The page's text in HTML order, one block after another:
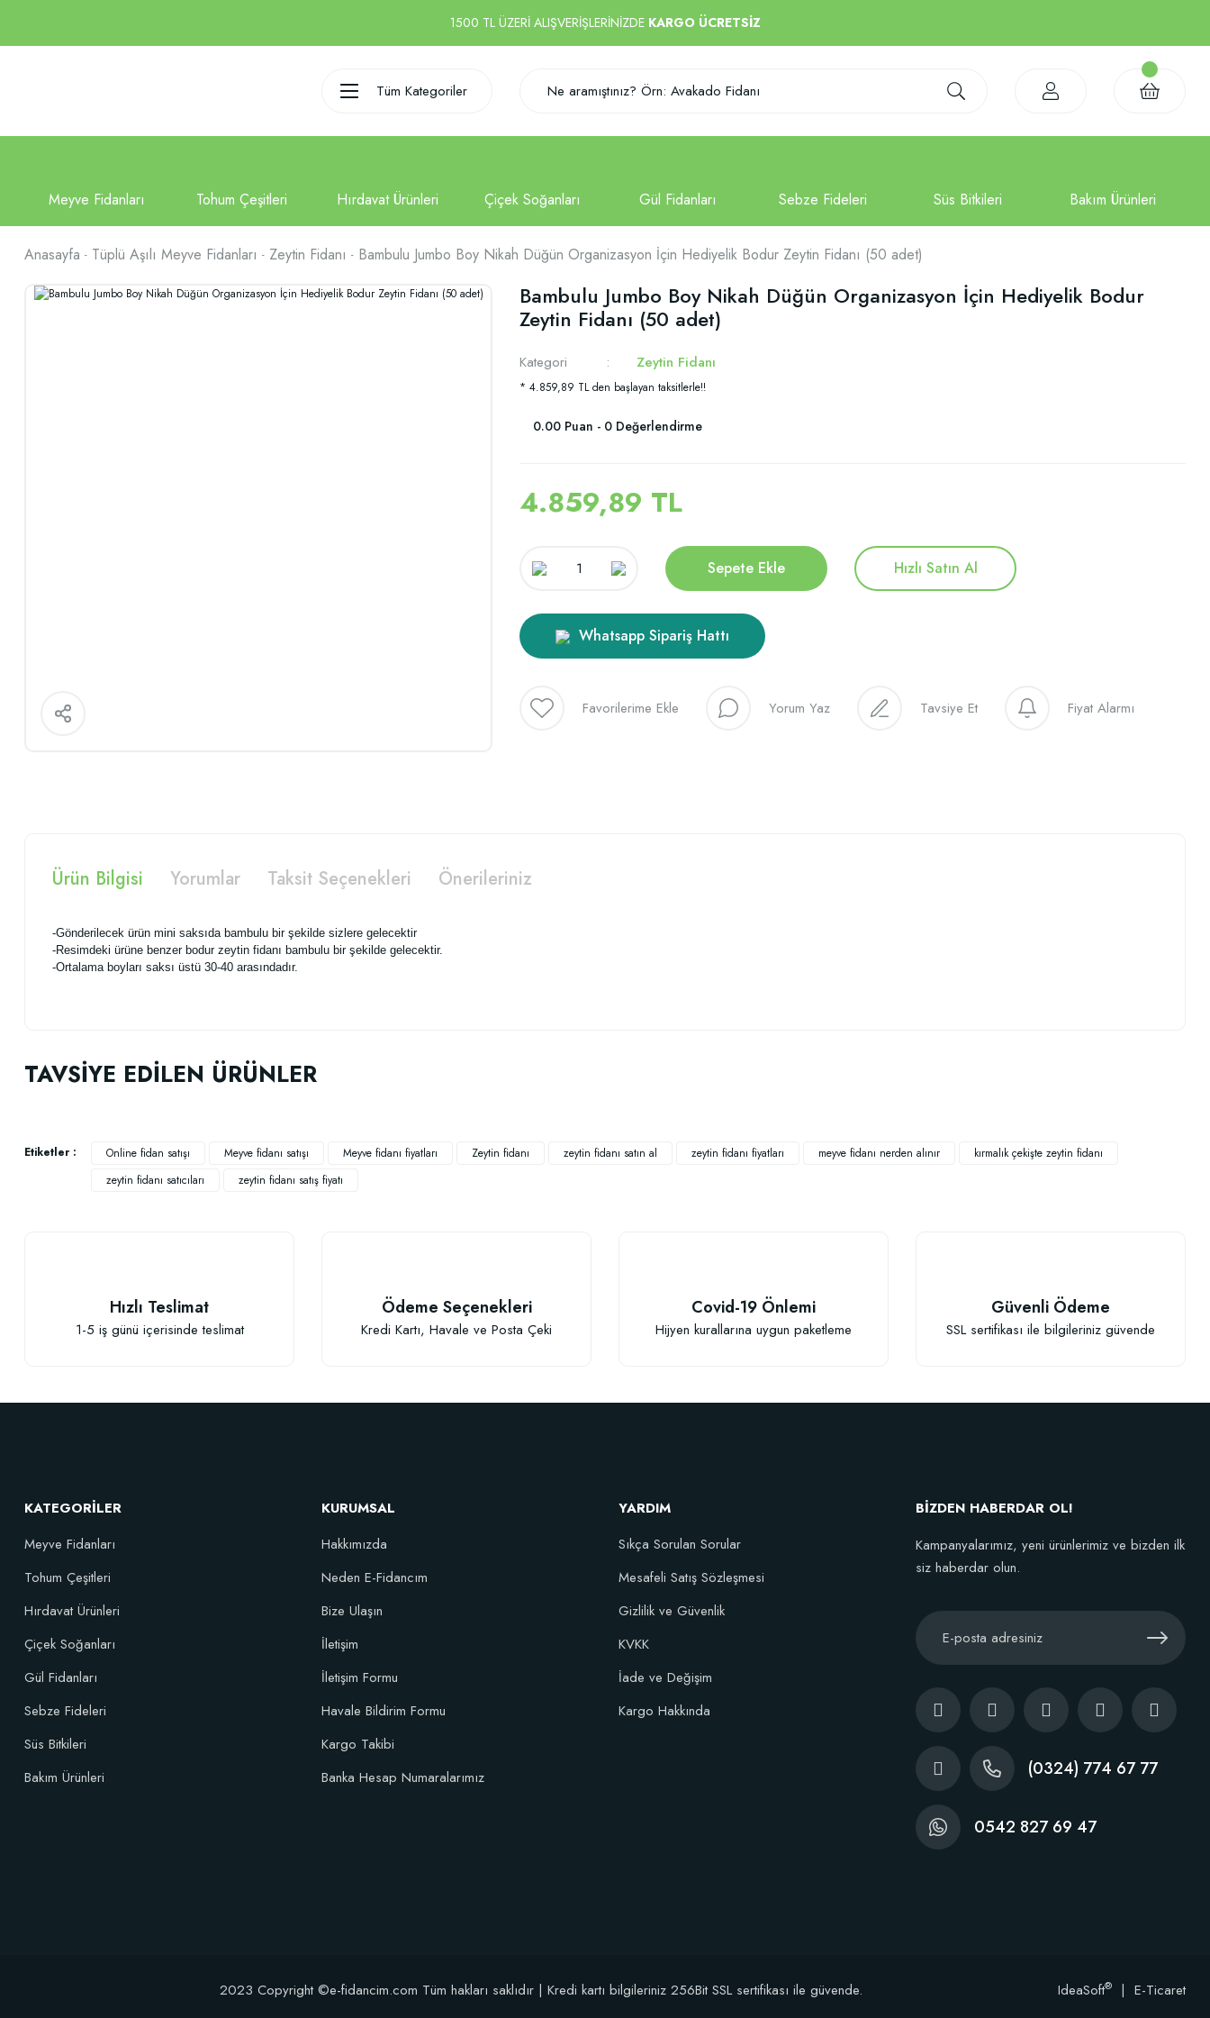
1500 TL ÜZERİ ALIŞVERİŞLERİNİZDE KARGO ÜCRETSİZ
Tüm Kategoriler
Anasayfa Tüplü Aşılı Meyve Fidanları Zeytin Fidanı Bambulu Jumbo Boy Nikah Düğün Organizasyon İçin Hediyelik Bodur Zeytin Fidanı (50 adet)
Bambulu Jumbo Boy Nikah Düğün Organizasyon İçin Hediyelik Bodur
Zeytin Fidanı (50 adet)
Kategori Zeytin Fidanı
* 4.859,89 TL den başlayan taksitlerle!!
0.00 Puan - 0 Değerlendirme
4.859,89 TL
Sepete Ekle Hızlı Satın Al
Whatsapp Sipariş Hattı
Yorum Yaz Tavsiye Et Fiyat Alarmı
Ürün Bilgisi Yorumlar Taksit Seçenekleri Önerileriniz
-Gönderilecek ürün mini saksıda bambulu bir şekilde sizlere gelecektir
-Resimdeki ürüne benzer bodur zeytin fidanı bambulu bir şekilde gelecektir.
-Ortalama boyları saksı üstü 30-40 arasındadır.
Ürün bilgilerinde hatalar bulunuyor.
Ürün fiyatı diğer sitelerden daha pahalı.
TAVSİYE EDİLEN ÜRÜNLER
Özel Karışım Fidan Tutma Yüzdesini Arttıran Organik Dikim Gübresi (10 fidan için)
Stokta Yok
Etiketler : Online fidan satışı Meyve fidanı satışı Meyve fidanı fiyatları Zeytin fidanı zeytin fidanı satın al zeytin fidanı fiyatları meyve fidanı nerden alınır
kırmalık çekişte zeytin fidanı
zeytin fidanı satıcıları
zeytin fidanı satış fiyatı
Hızlı Teslimat
1-5 iş günü içerisinde teslimat
Ödeme Seçenekleri
Kredi Kartı, Havale ve Posta Çeki
Covid-19 Önlemi
Hijyen kurallarına uygun paketleme
Güvenli Ödeme
SSL sertifikası ile bilgileriniz güvende
KATEGORİLER
Meyve Fidanları
Tohum Çeşitleri
Hırdavat Ürünleri
Çiçek Soğanları
Gül Fidanları
Sebze Fideleri
Süs Bitkileri
Bakım Ürünleri
KURUMSAL
Hakkımızda
Neden E-Fidancım
Bize Ulaşın
İletişim
İletişim Formu
Havale Bildirim Formu
Kargo Takibi
Banka Hesap Numaralarımız
YARDIM
Sıkça Sorulan Sorular
Mesafeli Satış Sözleşmesi
Gizlilik ve Güvenlik
KVKK
İade ve Değişim
Kargo Hakkında
BİZDEN HABERDAR OL!
Kampanyalarımız, yeni ürünlerimiz ve bizden ilk
siz haberdar olun.
(0324) 774 67 77
0542 827 69 47
2023 Copyright ©e-fidancim.com Tüm hakları saklıdır | Kredi kartı bilgileriniz 256Bit SSL sertifikası ile güvende. IdeaSoft® | E-Ticaret